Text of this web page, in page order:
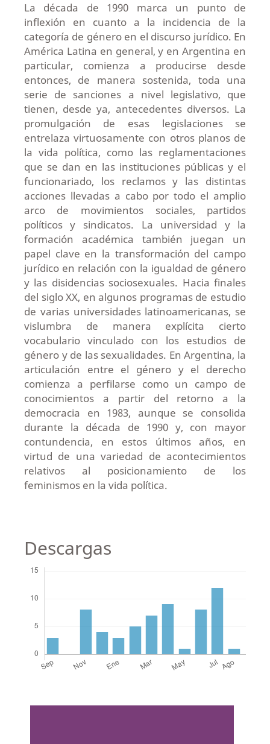
La década de 1990 marca un punto de
inflexión en cuanto a la incidencia de la
categoría de género en el discurso jurídico. En
América Latina en general, y en Argentina en
particular, comienza a producirse desde
entonces, de manera sostenida, toda una
serie de sanciones a nivel legislativo, que
tienen, desde ya, antecedentes diversos. La
promulgación de esas legislaciones se
entrelaza virtuosamente con otros planos de
la vida política, como las reglamentaciones
que se dan en las instituciones públicas y el
funcionariado, los reclamos y las distintas
acciones llevadas a cabo por todo el amplio
arco de movimientos sociales, partidos
políticos y sindicatos. La universidad y la
formación académica también juegan un
papel clave en la transformación del campo
jurídico en relación con la igualdad de género
y las disidencias sociosexuales. Hacia finales
del siglo XX, en algunos programas de estudio
de varias universidades latinoamericanas, se
vislumbra de manera explícita cierto
vocabulario vinculado con los estudios de
género y de las sexualidades. En Argentina, la
articulación entre el género y el derecho
comienza a perfilarse como un campo de
conocimientos a partir del retorno a la
democracia en 1983, aunque se consolida
durante la década de 1990 y, con mayor
contundencia, en estos últimos años, en
virtud de una variedad de acontecimientos
relativos al posicionamiento de los
feminismos en la vida política.
Descargas